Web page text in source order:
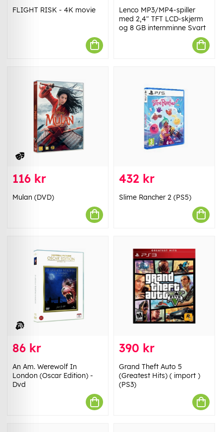
FLIGHT RISK - 4K movie
Lenco MP3/MP4-spiller
med 2,4" TFT LCD-skjerm
og 8 GB internminne Svart
116 kr
Mulan (DVD)
432 kr
Slime Rancher 2 (PS5)
86 kr
An Am. Werewolf In
London (Oscar Edition) -
Dvd
390 kr
Grand Theft Auto 5
(Greatest Hits) ( import )
(PS3)